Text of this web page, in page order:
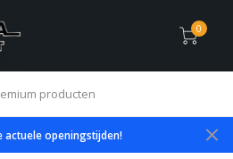
0
producten
actuele openingstijden!